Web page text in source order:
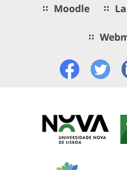
Moodle